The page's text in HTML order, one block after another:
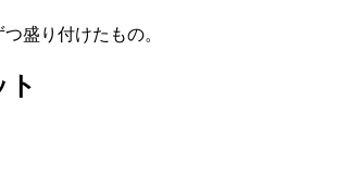
盛り付けたもの。